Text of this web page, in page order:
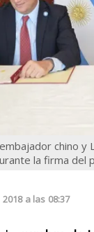
chino
la firma del
2018 a las 08:37